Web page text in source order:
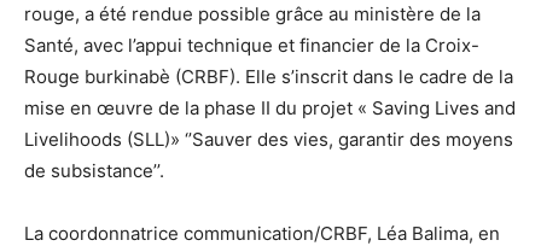
rouge, a été rendue possible grâce au ministère de la
Santé, avec l’appui technique et financier de la Croix-
Rouge burkinabè (CRBF). Elle s’inscrit dans le cadre de la
mise en œuvre de la phase II du projet « Saving Lives and
Livelihoods (SLL)» ‘’Sauver des vies, garantir des moyens
de subsistance’’.
La coordonnatrice communication/CRBF, Léa Balima, en